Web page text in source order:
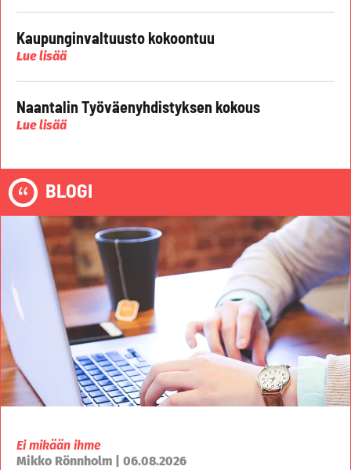
Kaupunginvaltuusto kokoontuu
Lue lisää
Naantalin Työväenyhdistyksen kokous
Lue lisää
BLOGI
Ei mikään ihme
Mikko Rönnholm | 06.08.2026